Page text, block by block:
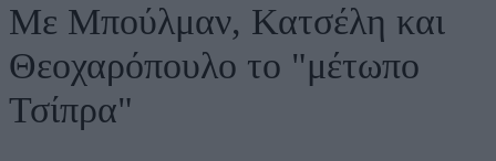
Με Μπούλμαν, Κατσέλη και
Θεοχαρόπουλο το "μέτωπο
Τσίπρα"